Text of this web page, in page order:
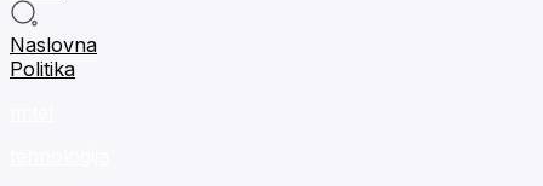
Naslovna
Politika